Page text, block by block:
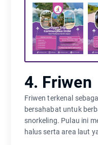
4. Friwen
Friwen terkenal
bersahabat untuk
snorkeling. Pulau ini
halus serta area laut